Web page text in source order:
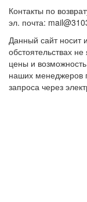
Контакты по
эл. почта:
Данный сайт носит
обстоятельствах
цены и
наших менеджеров
запроса через